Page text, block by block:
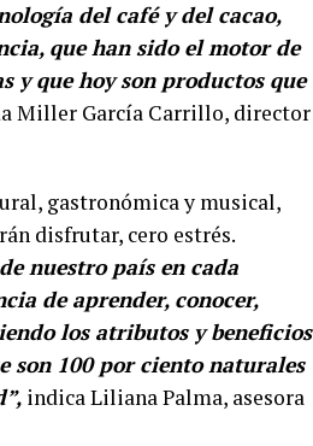
del café y del cacao,
que han sido el motor de
y que hoy son productos que
Miller García Carrillo, director
gastronómica y musical,
disfrutar, cero estrés.
nuestro país en cada
de aprender, conocer,
los atributos y beneficios
son 100 por ciento naturales
indica Liliana Palma, asesora